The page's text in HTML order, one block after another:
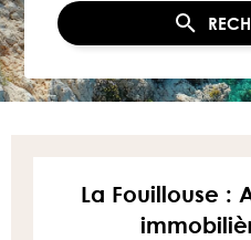
La Fouillouse :